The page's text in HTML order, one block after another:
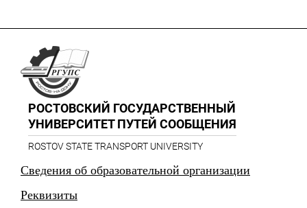
РОСТОВСКИЙ ГОСУДАРСТВЕННЫЙ
УНИВЕРСИТЕТ ПУТЕЙ СООБЩЕНИЯ
ROSTOV STATE TRANSPORT UNIVERSITY
Сведения об образовательной организации
Реквизиты